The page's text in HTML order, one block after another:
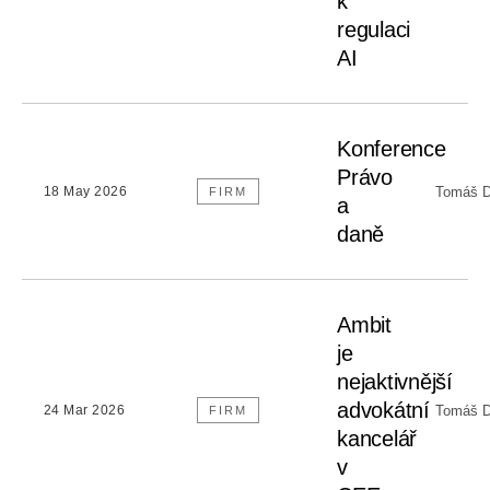
regulaci
AI
18 May 2026 FIRM
Konference
Právo
a
daně
Tomáš
24 Mar 2026 FIRM
Ambit
je
nejaktivnější
advokátní
kancelář
v
Tomáš